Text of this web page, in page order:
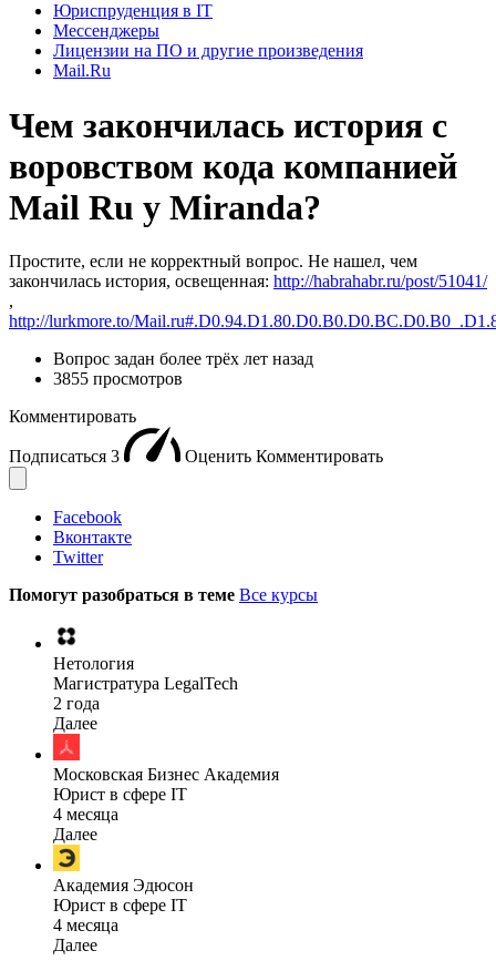
Юриспруденция в IT
Мессенджеры
Лицензии на ПО и другие произведения
Mail.Ru
Чем закончилась история с
воровством кода компанией
Mail Ru у Miranda?
Простите, если не корректный вопрос. Не нашел, чем
закончилась история, освещенная: http://habrahabr.ru/post/51041/
,
http://lurkmore.to/
Вопрос задан более трёх лет назад
3855 просмотров
Комментировать
Подписаться 3 Оценить Комментировать
Facebook
Вконтакте
Twitter
Помогут разобраться в теме Все курсы
Нетология
Магистратура LegalTech
2 года
Далее
Московская Бизнес Академия
Юрист в сфере IT
4 месяца
Далее
Академия Эдюсон
Юрист в сфере IT
4 месяца
Далее